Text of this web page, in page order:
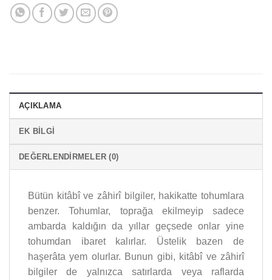
AÇIKLAMA
EK BILGI
DEĞERLENDIRMELER (0)
Bütün kitâbî ve zâhirî bilgiler, hakikatte tohumlara
benzer. Tohumlar, toprağa ekilmeyip sadece
ambarda kaldığın da yıllar geçsede onlar yine
tohumdan ibaret kalırlar. Üstelik bazen de
haşerâta yem olurlar. Bunun gibi, kitâbî ve zâhirî
bilgiler de yalnızca satırlarda veya raf­larda